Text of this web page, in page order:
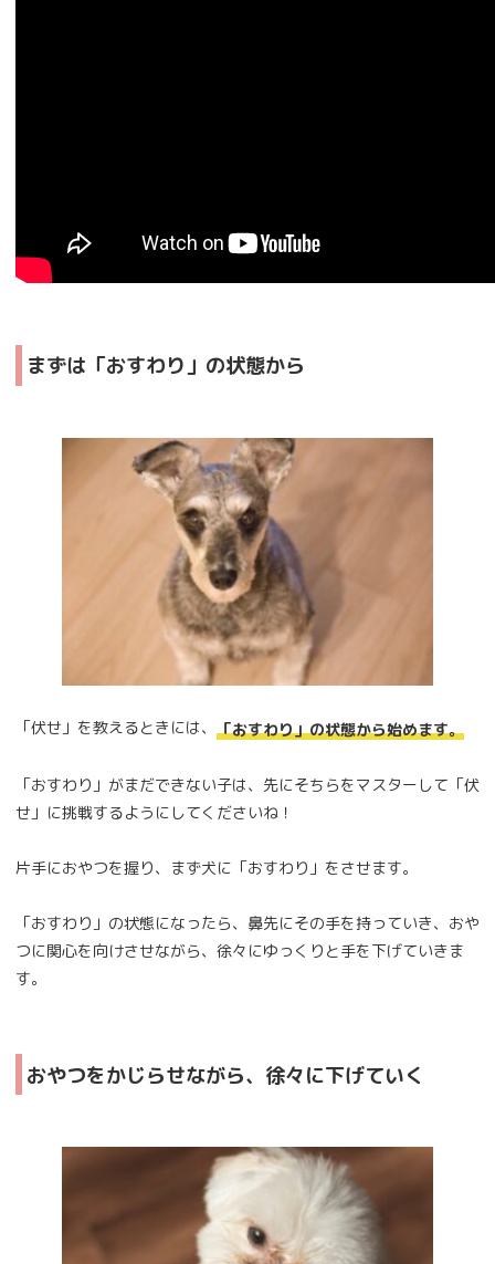
まずは「おすわり」の状態から
「伏せ」を教えるときには、 「おすわり」の状態から始めます。
「おすわり」がまだできない子は、先にそちらをマスターして「伏
せ」に挑戦するようにしてくださいね！
片手におやつを握り、まず犬に「おすわり」をさせます。
「おすわり」の状態になったら、鼻先にその手を持っていき、おや
つに関心を向けさせながら、徐々にゆっくりと手を下げていきま
す。
おやつをかじらせながら、徐々に下げていく